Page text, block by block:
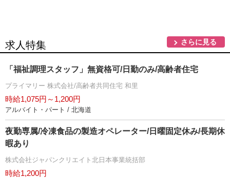
求人特集 さらに見る
「福祉調理スタッフ」無資格可/日勤のみ/高齢者住宅
プライマリー 株式会社/高齢者共同住宅 和里
時給1,075円～1,200円
アルバイト・パート / 北海道
夜勤専属/冷凍食品の製造オペレーター/日曜固定休み/長期休
暇あり
株式会社ジャパンクリエイト北日本事業統括部
時給1,200円